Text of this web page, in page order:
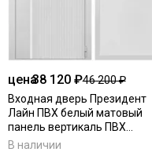
цена38 120 ₽46 200 ₽
Входная дверь Президент
Лайн ПВХ белый матовый
панель вертикаль ПВХ
меламин белый
В наличии